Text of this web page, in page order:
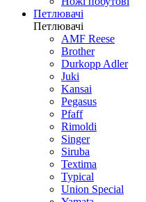
Петлювачі
Петлювачі
AMF Reese
Brother
Durkopp Adler
Juki
Kansai
Pegasus
Pfaff
Rimoldi
Singer
Siruba
Textima
Typical
Union Special